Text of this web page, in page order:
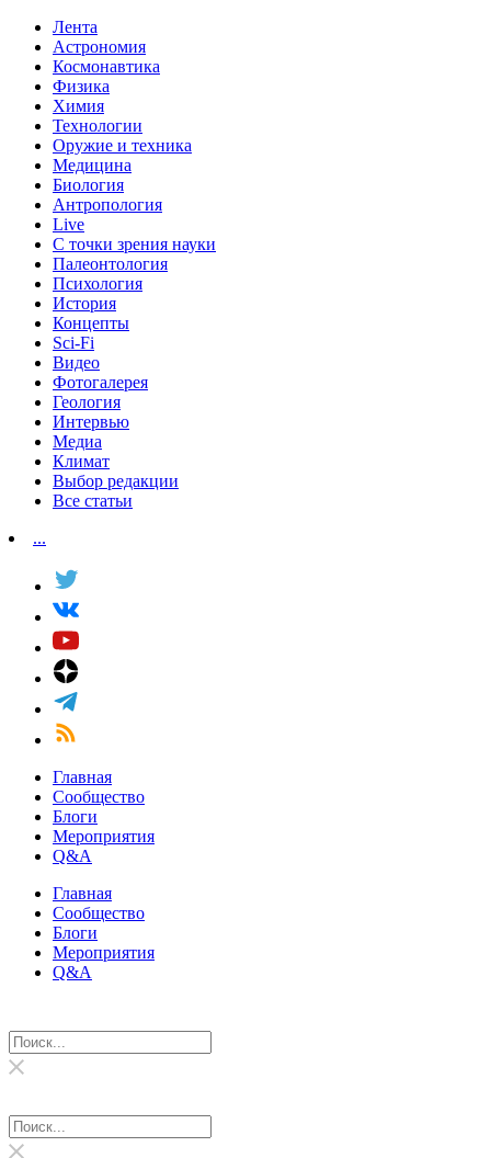
Лента
Астрономия
Космонавтика
Физика
Химия
Технологии
Оружие и техника
Медицина
Биология
Антропология
Live
С точки зрения науки
Палеонтология
Психология
История
Концепты
Sci-Fi
Видео
Фотогалерея
Геология
Интервью
Медиа
Климат
Выбор редакции
Все статьи
...
Главная
Сообщество
Блоги
Мероприятия
Q&A
Главная
Сообщество
Блоги
Мероприятия
Q&A